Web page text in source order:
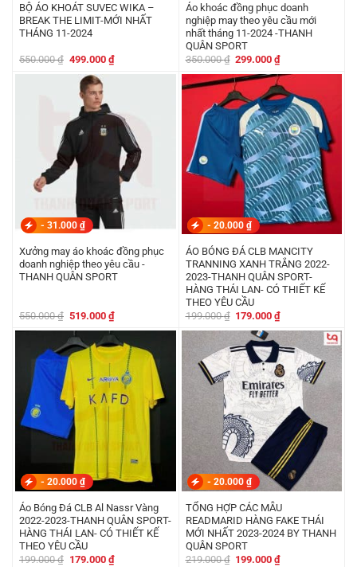
BỘ ÁO KHOÁT SUVEC WIKA –
BREAK THE LIMIT-MỚI NHẤT
THÁNG 11-2024
550.000₫ Giá
là:
550.000 ₫.
499.000 ₫Giá
hiện
Áo khoác đồng phục doanh
nghiệp may theo yêu cầu mới
nhất tháng 11-2024 -THANH
QUÂN SPORT
350.000₫ Giá
là:
350.000 ₫.
299.000₫Giá
tại
là:
299.000 ₫.
- 31.000 ₫
Xưởng may áo khoác đồng phục
doanh nghiệp theo yêu cầu -
THANH QUÂN SPORT
550.000₫ Giá
là:
550.000 ₫.
519.000 ₫Giá
hiện
tại
là:
519.000 ₫.
- 20.000 ₫
ÁO BÓNG ĐÁ CLB MANCITY
TRANNING XANH TRẮNG 2022-
2023-THANH QUÂN SPORT-
HÀNG THÁI LAN- CÓ THIẾT KẾ
THEO YÊU CẦU
199.000₫ Giá
là:
199.000 ₫.
179.000₫Giá
tại
là:
179.000 ₫.
- 20.000 ₫
Áo Bóng Đá CLB Al Nassr Vàng
2022-2023-THANH QUÂN SPORT-
HÀNG THÁI LAN- CÓ THIẾT KẾ
THEO YÊU CẦU
199.000₫ Giá
179.000 ₫Giá
- 20.000 ₫
TỔNG HỢP CÁC MẪU
READMARID HÀNG FAKE THÁI
MỚI NHẤT 2023-2024 BY THANH
QUÂN SPORT
219.000₫ Giá
199.000₫Giá